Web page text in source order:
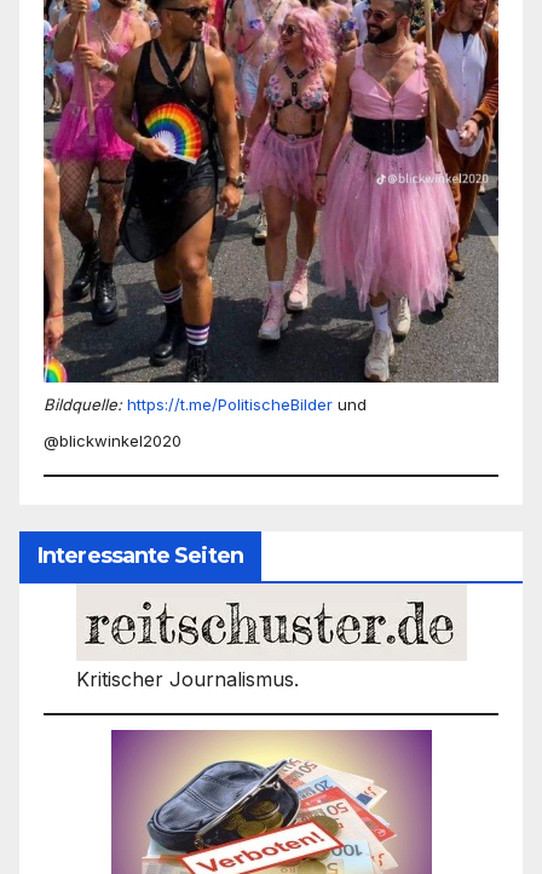
Bildquelle: https://t.me/PolitischeBilder und
@blickwinkel2020
Interessante Seiten
Kritischer Journalismus.